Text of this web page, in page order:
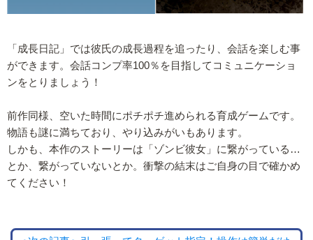
「成長日記」では彼氏の成長過程を追ったり、会話を楽しむ事
ができます。会話コンプ率100％を目指してコミュニケーショ
ンをとりましょう！
前作同様、空いた時間にポチポチ進められる育成ゲームです。
物語も謎に満ちており、やり込みがいもあります。
しかも、本作のストーリーは「ゾンビ彼女」に繋がっている…
とか、繋がっていないとか。衝撃の結末はご自身の目で確かめ
てください！